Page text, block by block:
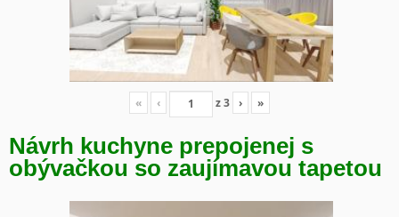
« ‹ z3 › »
Návrh kuchyne prepojenej s
obývačkou so zaujímavou tapetou